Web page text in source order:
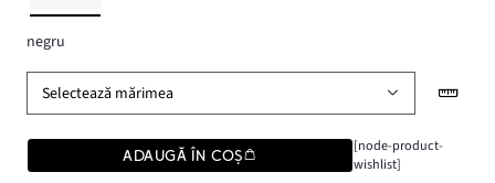
negru
Selectează mărimea
ADAUGĂ ÎN COȘ
[node-product-
wishlist]